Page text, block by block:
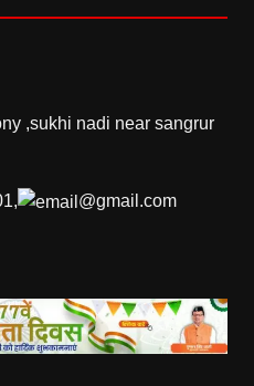
,sukhi nadi near sangrur
@gmail.com